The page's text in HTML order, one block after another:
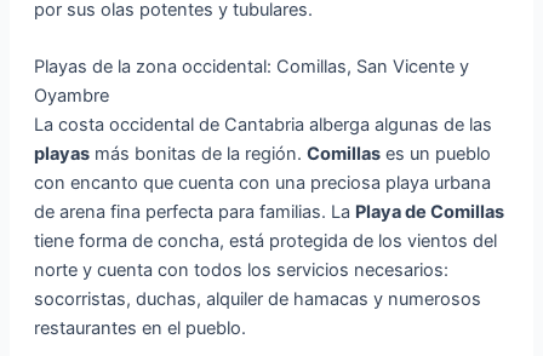
por sus olas potentes y tubulares.
Playas de la zona occidental: Comillas, San Vicente y
Oyambre
La costa occidental de Cantabria alberga algunas de las
playasmás bonitas de la región. Comillases un pueblo
con encanto que cuenta con una preciosa playa urbana
de arena fina perfecta para familias. La Playa de Comillas
tiene forma de concha, está protegida de los vientos del
norte y cuenta con todos los servicios necesarios:
socorristas, duchas, alquiler de hamacas y numerosos
restaurantes en el pueblo.